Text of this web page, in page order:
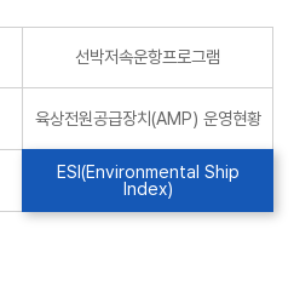
선박저속운항프로그램
육상전원공급장치(AMP) 운영현황
ESI(Environmental Ship
Index)